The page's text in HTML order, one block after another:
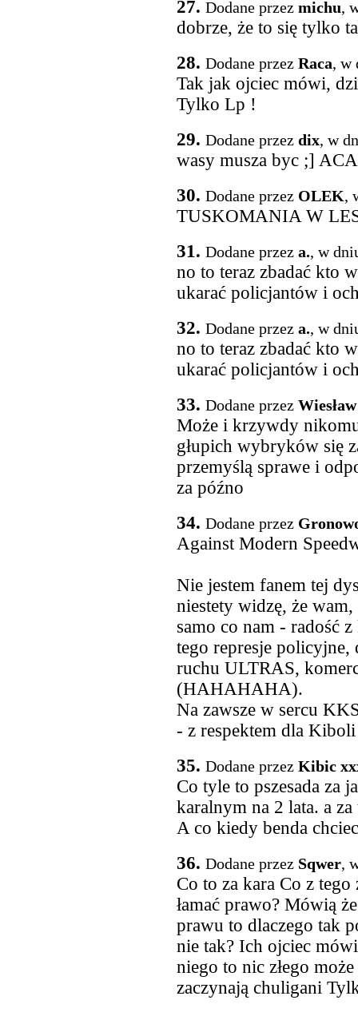
27. Dodane przez michu,
dobrze, że to się tylko
28. Dodane przez Raca, w
Tak jak ojciec mówi,
Tylko Lp !
29. Dodane przez dix, w
wasy musza byc ;]
30. Dodane przez OLEK,
TUSKOMANIA W
31. Dodane przez a., w
no to teraz zbadać kto
ukarać policjantów i
32. Dodane przez a., w
no to teraz zbadać kto
ukarać policjantów i
33. Dodane przez
Może i krzywdy
głupich wybryków się
przemyślą sprawe i
za późno
34. Dodane przez
Against Modern
Nie jestem fanem tej
niestety widzę, że
samo co nam - radość
tego represje policyjne,
ruchu ULTRAS,
(HAHAHAHA).
Na zawsze w sercu
- z respektem dla
35. Dodane przez Kibic
Co tyle to pszesada za
karalnym na 2 lata. a
A co kiedy benda
36. Dodane przez Sqwer,
Co to za kara Co z tego
łamać prawo? Mówią
prawu to dlaczego tak
nie tak? Ich ojciec
niego to nic złego
zaczynają chuligani